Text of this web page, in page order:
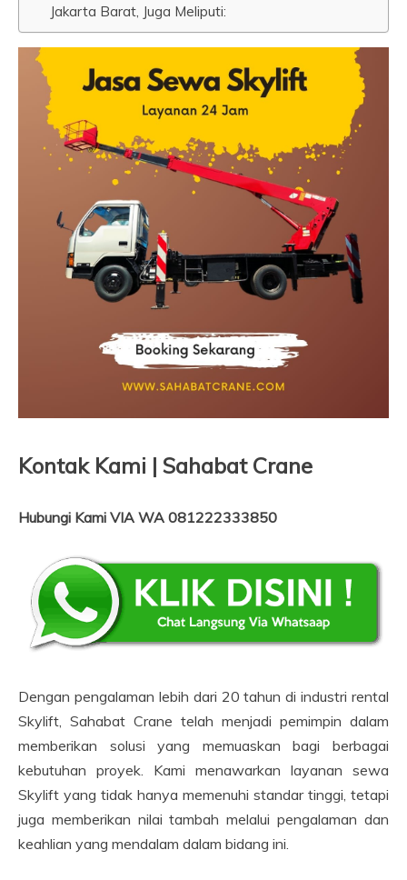
Jakarta Barat, Juga Meliputi:
Kontak Kami | Sahabat Crane
Hubungi Kami VIA WA 081222333850
Dengan pengalaman lebih dari 20 tahun di industri rental
Skylift, Sahabat Crane telah menjadi pemimpin dalam
memberikan solusi yang memuaskan bagi berbagai
kebutuhan proyek. Kami menawarkan layanan sewa
Skylift yang tidak hanya memenuhi standar tinggi, tetapi
juga memberikan nilai tambah melalui pengalaman dan
keahlian yang mendalam dalam bidang ini.